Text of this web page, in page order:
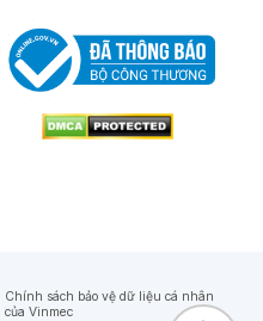
Chính sách bảo vệ dữ liệu cá nhân
của Vinmec